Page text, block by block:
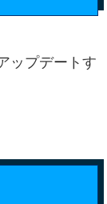
ップデートす